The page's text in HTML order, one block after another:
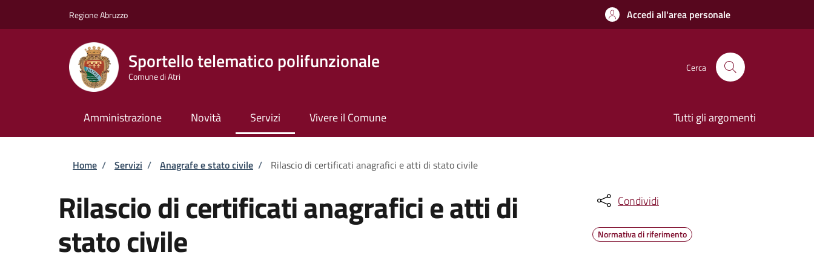
Regione Abruzzo Accedi all'area personale
Sportello telematico polifunzionale
Comune di Atri
Cerca
Amministrazione Novità Servizi Vivere il Comune Tutti gli argomenti
Briciole di pane
Home / Servizi / Anagrafe e stato civile / Rilascio di certificati anagrafici e atti di stato civile
Rilascio di certificati anagrafici e atti di
stato civile
Condividi
Normativa di riferimento